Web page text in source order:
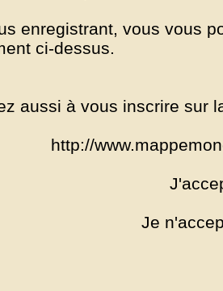
enregistrant, vous vous
ci-dessus.
aussi à vous inscrire sur
http://
Je